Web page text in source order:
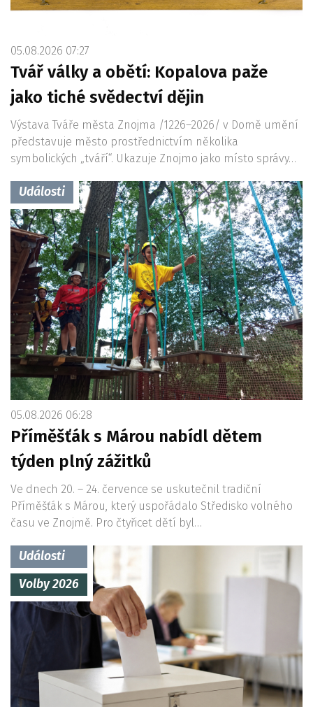
05.08.2026 07:27
Tvář války a obětí: Kopalova paže
jako tiché svědectví dějin
Výstava Tváře města Znojma /1226–2026/ v Domě umění
představuje město prostřednictvím několika
symbolických „tváří“. Ukazuje Znojmo jako místo správy…
Události
05.08.2026 06:28
Příměšťák s Márou nabídl dětem
týden plný zážitků
Ve dnech 20. – 24. července se uskutečnil tradiční
Příměšťák s Márou, který uspořádalo Středisko volného
času ve Znojmě. Pro čtyřicet dětí byl…
Události
Volby 2026